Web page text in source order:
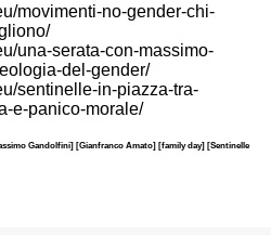
movimenti-no-gender-chi-
una-serata-con-massimo-
del-gender/
sentinelle-in-piazza-tra-
e-panico-morale/
Gandolfini] [Gianfranco Amato] [family day] [Sentinelle